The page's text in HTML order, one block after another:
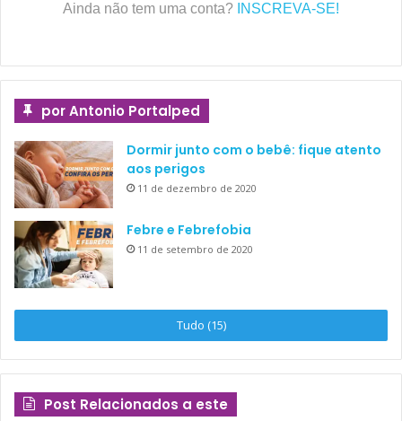
Ainda não tem uma conta? INSCREVA-SE!
por Antonio Portalped
Dormir junto com o bebê: fique atento
aos perigos
11 de dezembro de 2020
Febre e Febrefobia
11 de setembro de 2020
Tudo (15)
Post Relacionados a este